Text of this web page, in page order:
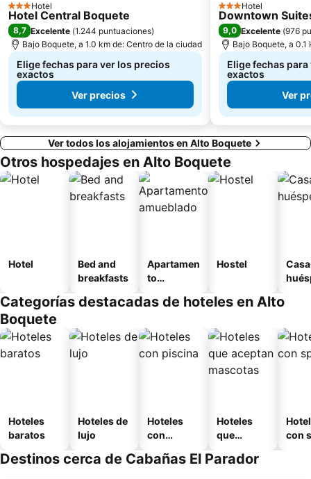
3 Estrellas
Hotel
Hotel Central Boquete
8,7 Excelente (1.244 puntuaciones)
Bajo Boquete, a 1.0 km de: Centro de la ciudad
Elige fechas para ver los precios
exactos
Ver precios
3 Estrellas
Hotel
Downtown
9,0 Excelente (976
Bajo Boquete, a
Elige fechas
exactos
Ver
Ver todos los alojamientos en Alto Boquete
Otros hospedajes en Alto Boquete
Hotel
Bed and
breakfasts
Apartamen
to
o
Hostel
Categorías destacadas de hoteles en Alto
Boquete
Hoteles
baratos
Hoteles de
lujo
Hoteles
con
Hoteles
que
mascotas
con
Destinos cerca de Cabañas El Parador